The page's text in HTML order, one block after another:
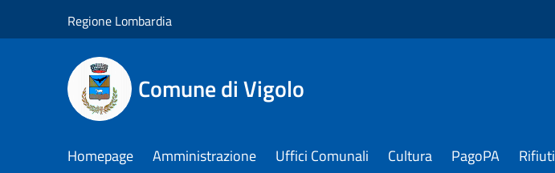
Regione Lombardia
Comune di Vigolo
Homepage Amministrazione Uffici Comunali Cultura PagoPA Rifiuti